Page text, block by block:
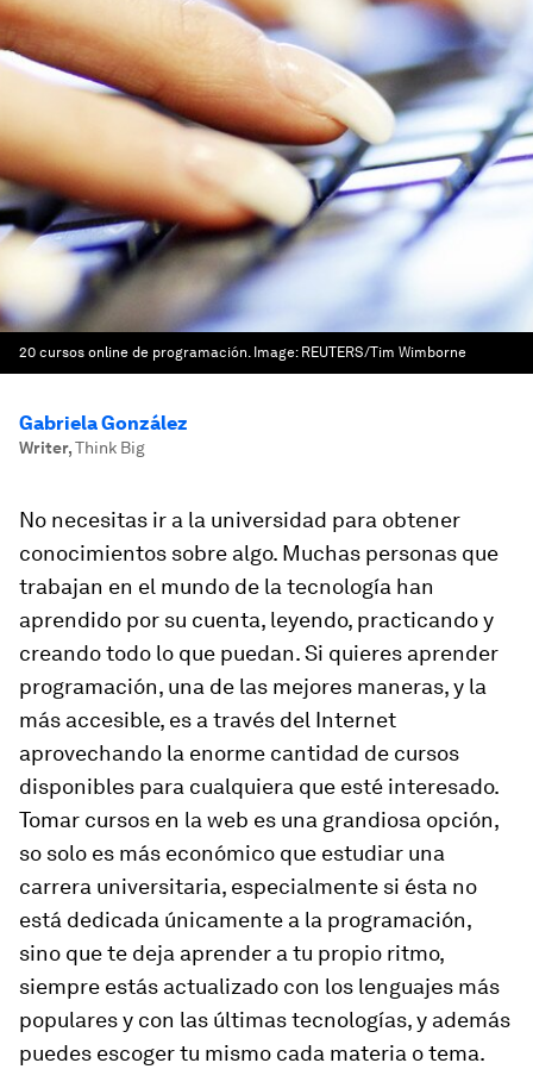
20 cursos online de programación. Image: REUTERS/Tim Wimborne
Gabriela González
Writer,Think Big
No necesitas ir a la universidad para obtener
conocimientos sobre algo. Muchas personas que
trabajan en el mundo de la tecnología han
aprendido por su cuenta, leyendo, practicando y
creando todo lo que puedan. Si quieres aprender
programación, una de las mejores maneras, y la
más accesible, es a través del Internet
aprovechando la enorme cantidad de cursos
disponibles para cualquiera que esté interesado.
Tomar cursos en la web es una grandiosa opción,
so solo es más económico que estudiar una
carrera universitaria, especialmente si ésta no
está dedicada únicamente a la programación,
sino que te deja aprender a tu propio ritmo,
siempre estás actualizado con los lenguajes más
populares y con las últimas tecnologías, y además
puedes escoger tu mismo cada materia o tema.